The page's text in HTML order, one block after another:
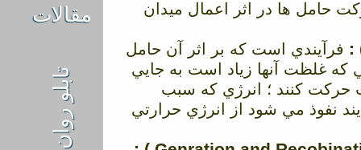
حامل ها در اثر اعمال ميدان
فرآيندي است كه بر اثر آن حامل
كه غلظت آنها زياد است به جايي
حركت كنند ؛ انرژي كه سبب
نفوذ مي شود از انرژي حرارتي
مقالات
تابلو روان